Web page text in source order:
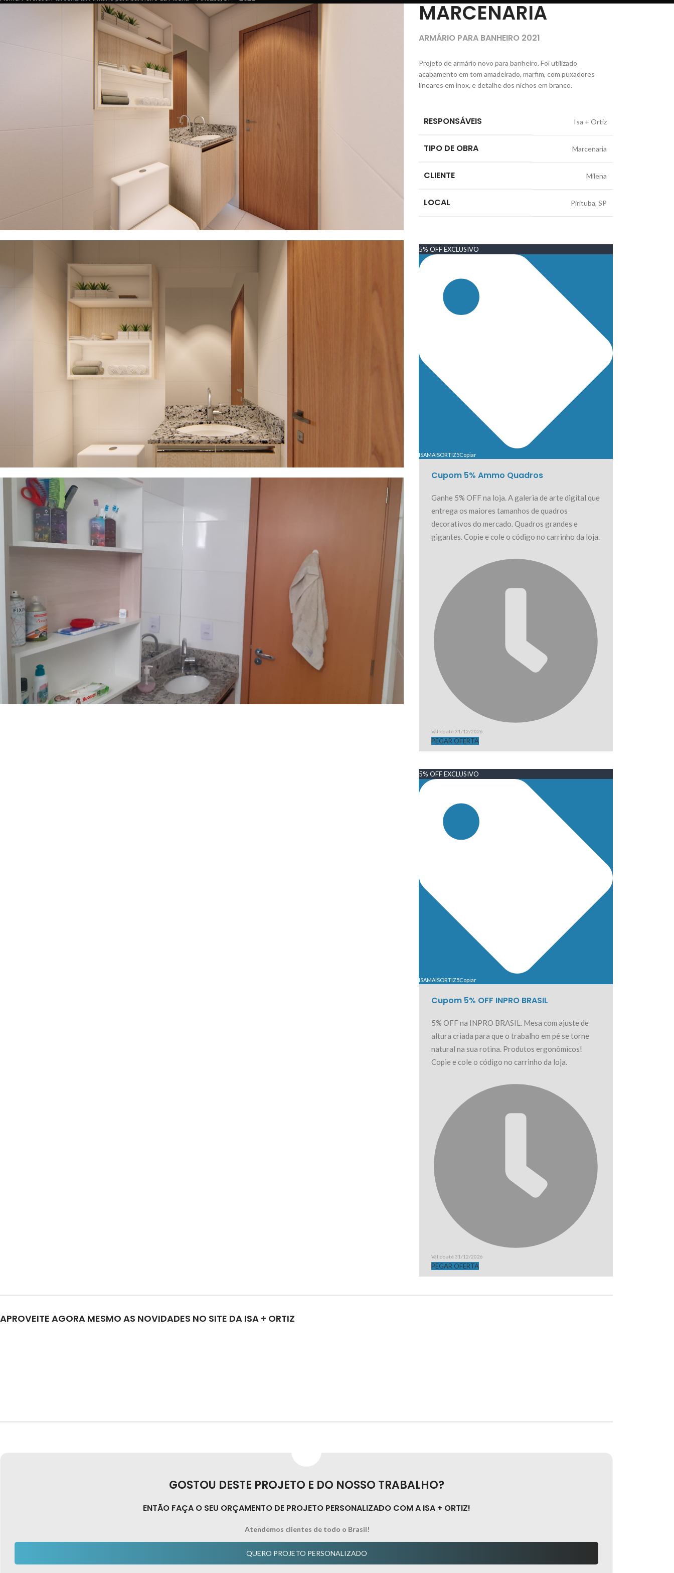
MARCENARIA
ARMÁRIO PARA BANHEIRO 2021
Projeto de armário novo para banheiro. Foi utilizado
acabamento em tom amadeirado, marfim, com puxadores
lineares em inox, e detalhe dos nichos em branco.
RESPONSÁVEIS Isa + Ortiz
TIPO DE OBRA Marcenaria
CLIENTE Milena
LOCAL Pirituba, SP
5% OFF EXCLUSIVO
ISAMAISORTIZ5Copiar
Cupom 5% Ammo Quadros
Ganhe 5% OFF na loja. A galeria de arte digital que
entrega os maiores tamanhos de quadros
decorativos do mercado. Quadros grandes e
gigantes. Copie e cole o código no carrinho da loja.
Válido até 31/12/2026
PEGAR OFERTA
5% OFF EXCLUSIVO
ISAMAISORTIZ5Copiar
Cupom 5% OFF INPRO BRASIL
5% OFF na INPRO BRASIL. Mesa com ajuste de
altura criada para que o trabalho em pé se torne
natural na sua rotina. Produtos ergonômicos!
Copie e cole o código no carrinho da loja.
Válido até 31/12/2026
PEGAR OFERTA
APROVEITE AGORA MESMO AS NOVIDADES NO SITE DA ISA + ORTIZ
GOSTOU DESTE PROJETO E DO NOSSO TRABALHO?
ENTÃO FAÇA O SEU ORÇAMENTO DE PROJETO PERSONALIZADO COM A ISA + ORTIZ!
Atendemos clientes de todo o Brasil!
QUERO PROJETO PERSONALIZADO